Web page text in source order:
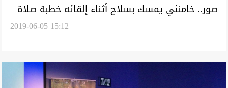
صور.. خامنئي يمسك بسلاح أثناء إلقائه خطبة صلاة
2019-06-05 15:12